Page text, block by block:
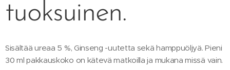
tuoksuinen.
Sisältää ureaa 5 %, Ginseng -uutetta sekä hamppuöljyä. Pieni
30 ml pakkauskoko on kätevä matkoilla ja mukana missä vain.